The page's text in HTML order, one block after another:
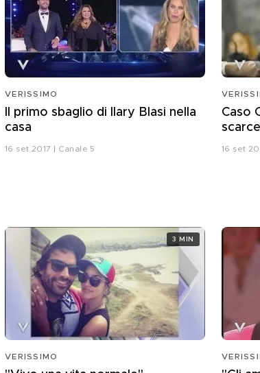
VERISSIMO
Il primo sbaglio di Ilary Blasi nella
casa
16 set 2017 | Canale 5
Caso
16 set
VERISSIMO
3 MIN